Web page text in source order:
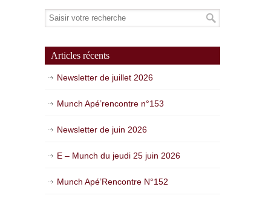
Articles récents
Newsletter de juillet 2026
Munch Apé’rencontre n°153
Newsletter de juin 2026
E – Munch du jeudi 25 juin 2026
Munch Apé’Rencontre N°152